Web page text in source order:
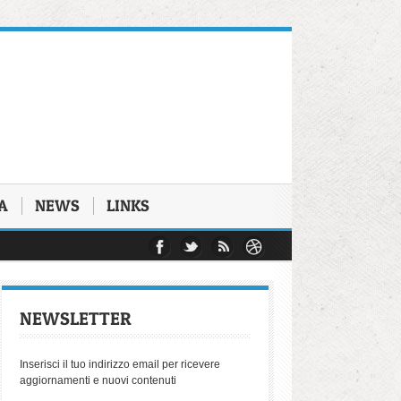
NEWS LINKS
Michele Morello
Biennale di Antigone
di beniamino Zuncheddu
autoritarie del diritto penale
napoletana
NEWSLETTER
Inserisci il tuo indirizzo email per ricevere
aggiornamenti e nuovi contenuti